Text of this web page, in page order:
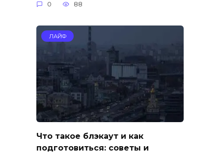
0 88
ЛАЙФ
Что такое блэкаут и как
подготовиться: советы и